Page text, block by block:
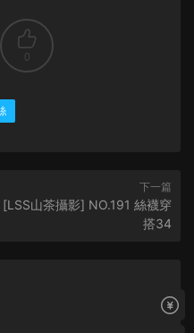
0
下一篇
[LSS山茶攝影] NO.191 絲襪穿
搭34